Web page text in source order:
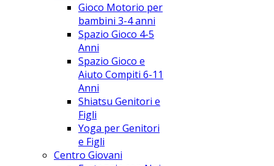
Gioco Motorio per
bambini 3-4 anni
Spazio Gioco 4-5
Anni
Spazio Gioco e
Aiuto Compiti 6-11
Anni
Shiatsu Genitori e
Figli
Yoga per Genitori
e Figli
Centro Giovani